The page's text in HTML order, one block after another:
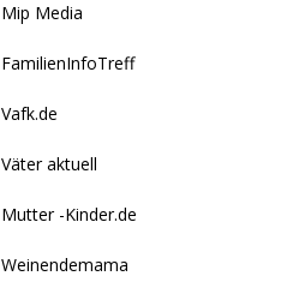
Mip Media
FamilienInfoTreff
Vafk.de
Väter aktuell
Mutter -Kinder.de
Weinendemama